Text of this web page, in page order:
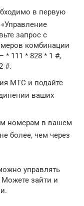
в первую
запрос с
комбинации
111 * 828 * 1 #,
#.
МТС и подайте
ваших
номерам в вашем
более, чем через
управлять
зайти и